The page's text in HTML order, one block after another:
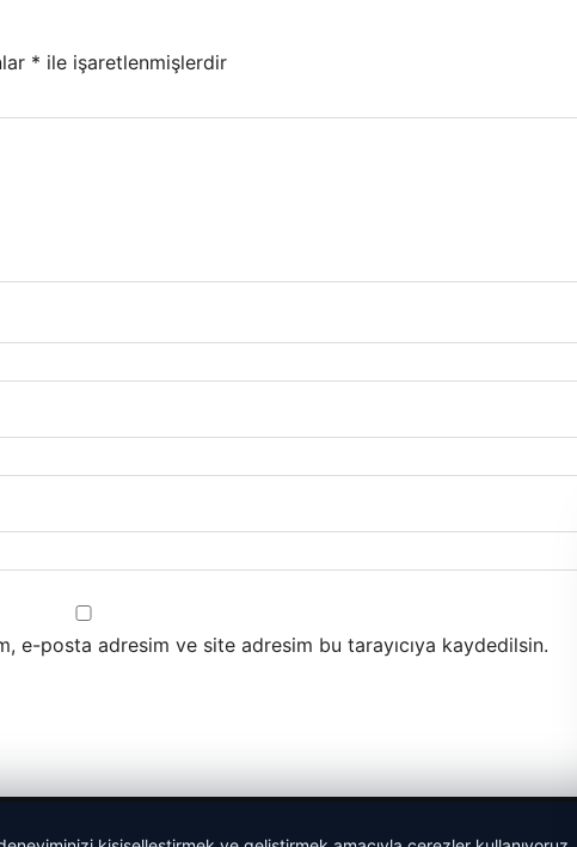
* ile işaretlenmişlerdir
e-posta adresim ve site adresim bu tarayıcıya kaydedilsin.